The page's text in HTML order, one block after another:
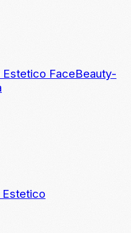
Estetico FaceBeauty-